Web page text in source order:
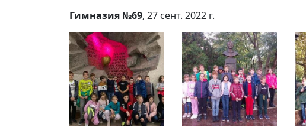
Гимназия №69, 27 сент. 2022 г.